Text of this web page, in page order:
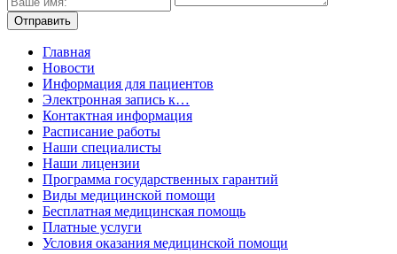
Главная
Новости
Информация для пациентов
Электронная запись к…
Контактная информация
Расписание работы
Наши специалисты
Наши лицензии
Программа государственных гарантий
Виды медицинской помощи
Бесплатная медицинская помощь
Платные услуги
Условия оказания медицинской помощи